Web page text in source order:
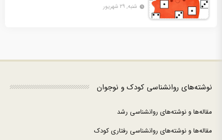
شنبه, ۲۹ شهریور
نوشته‌های روانشناسی کودک و نوجوان
مقاله‌ها و نوشته‌های روانشناسی رشد
مقاله‌ها و نوشته‌های روانشناسی رفتاری کودک